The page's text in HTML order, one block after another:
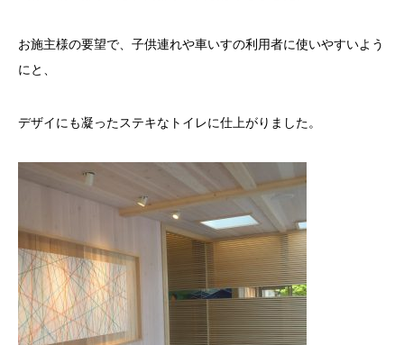
お施主様の要望で、子供連れや車いすの利用者に使いやすいよう
にと、
デザイにも凝ったステキなトイレに仕上がりました。